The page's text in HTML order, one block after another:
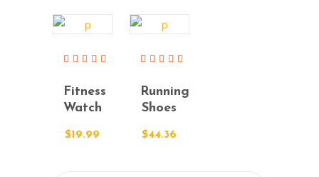
4.00
out of
5
Fitness
Watch
$19.99
4.00
out of
5
Running
Shoes
$44.36